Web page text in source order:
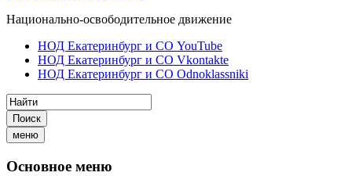
Национально-освободительное движение
НОД Екатеринбург и СО YouTube
НОД Екатеринбург и СО Vkontakte
НОД Екатеринбург и СО Odnoklassniki
Поиск
меню
Основное меню